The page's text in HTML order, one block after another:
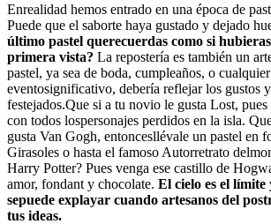
Enrealidad hemos entrado en una época de
Puede que el saborte haya gustado y dejado
último pastel querecuerdas como si
primera vista? La repostería es también un
pastel, ya sea de boda, cumpleaños, o
eventosignificativo, debería reflejar los gustos
festejados.Que si a tu novio le gusta Lost,
con todos lospersonajes perdidos en la isla.
gusta Van Gogh, entoncesllévale un pastel en
Girasoles o hasta el famoso Autorretrato
Harry Potter? Pues venga ese castillo de
amor, fondant y chocolate. El cielo es el
sepuede explayar cuando artesanos del
tus ideas.